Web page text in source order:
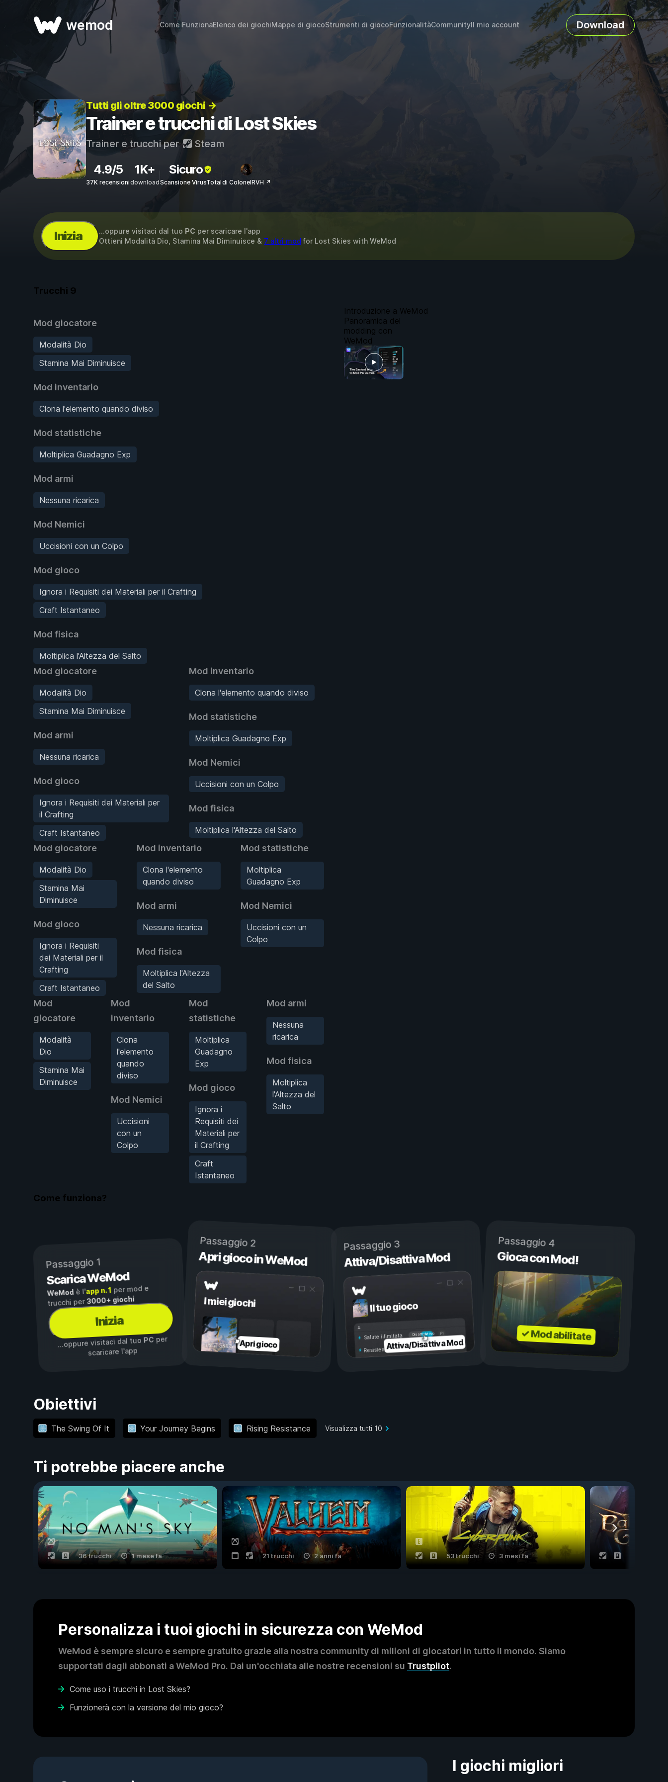
wemod Come FunzionaElenco dei giochiMappe di giocoStrumenti di giocoFunzionalitàCommunityIl mio account Download
Tutti gli oltre 3000 giochi →
Trainer e trucchi di Lost Skies
Trainer e trucchi per Steam
4.9/5
37K recensioni
1K+
download
Sicuro
Scansione VirusTotaldi ColonelRVH ↗
Inizia ...oppure visitaci dal tuo PC per scaricare l'app
Ottieni Modalità Dio, Stamina Mai Diminuisce & 7 altri mod for Lost Skies with WeMod
Trucchi 9
Mod giocatore
Modalità Dio
Stamina Mai Diminuisce
Mod inventario
Clona l'elemento quando diviso
Mod statistiche
Moltiplica Guadagno Exp
Mod armi
Nessuna ricarica
Mod Nemici
Uccisioni con un Colpo
Mod gioco
Ignora i Requisiti dei Materiali per il Crafting
Craft Istantaneo
Mod fisica
Moltiplica l'Altezza del Salto
Mod giocatore
Modalità Dio
Stamina Mai Diminuisce
Mod armi
Nessuna ricarica
Mod gioco
Ignora i Requisiti dei Materiali per
il Crafting
Craft Istantaneo
Mod inventario
Clona l'elemento quando diviso
Mod statistiche
Moltiplica Guadagno Exp
Mod Nemici
Uccisioni con un Colpo
Mod fisica
Moltiplica l'Altezza del Salto
Mod giocatore
Modalità Dio
Stamina Mai
Diminuisce
Mod gioco
Ignora i Requisiti
dei Materiali per il
Crafting
Craft Istantaneo
Mod inventario
Clona l'elemento
quando diviso
Mod armi
Nessuna ricarica
Mod fisica
Moltiplica l'Altezza
del Salto
Mod statistiche
Moltiplica
Guadagno Exp
Mod Nemici
Uccisioni con un
Colpo
Mod
giocatore
Modalità
Dio
Stamina Mai
Diminuisce
Mod
inventario
Clona
l'elemento
quando
diviso
Mod Nemici
Uccisioni
con un
Colpo
Mod
statistiche
Moltiplica
Guadagno
Exp
Mod gioco
Ignora i
Requisiti dei
Materiali per
il Crafting
Craft
Istantaneo
Mod armi
Nessuna
ricarica
Mod fisica
Moltiplica
l'Altezza del
Salto
Introduzione a WeMod
Panoramica del
modding con
WeMod
Come funziona?
Passaggio 1
Scarica WeMod
WeMod è l'app n. 1per mod e
trucchi per3000+ giochi
Inizia
...oppure visitaci dal tuo PCper
scaricare l'app
Passaggio 2
Apri gioco in WeMod
I miei giochi
Apri gioco
Passaggio 3
Attiva/Disattiva Mod
Il tuo gioco
Attivo
Disattivo
Salute illimitata
Resistenza illimitata
Attiva/Disattiva Mod
Passaggio 4
Gioca con Mod!
✓ Mod abilitate
Obiettivi
The Swing Of It Your Journey Begins Rising Resistance Visualizza tutti 10
Ti potrebbe piacere anche
36 trucchi 1 mese fa 21 trucchi 2 anni fa 53 trucchi 3 mesi fa
Personalizza i tuoi giochi in sicurezza con WeMod
WeMod è sempre sicuro e sempre gratuito grazie alla nostra community di milioni di giocatori in tutto il mondo. Siamo
supportati dagli abbonati a WeMod Pro. Dai un'occhiata alle nostre recensioni su Trustpilot.
Come uso i trucchi in Lost Skies?
Funzionerà con la versione del mio gioco?
I giochi migliori